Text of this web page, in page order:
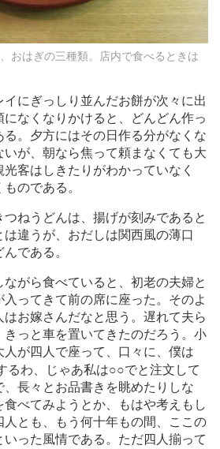
おはぎの三種類。店内で食べるときは
にぎっしり並んだお餅が次々に出
なくなりかけると、どんどん作っ
。夕方にはその日作る分がなくな
いが、朝なら焦って頼まなくても大
客はしきたりがわかっていなく
のである。
ねうどんは、揚げが刻みであると
は違うが、おだしは関西風の薄口
である。
がら食べていると、初老の夫婦と
ってきて前の席に座った。そのよ
はお嫁さんだなと思う。遅れて夫ら
きっと車を置いてきたのだろう。小
人が四人で座って、口々に、僕は
るわ、じゃあ私は○○でと注文して
長々とお品書きを眺めたりしな
べてみようとか、もはや考えもし
人とも、もう何十年もの間、ここの
いった風情である。ただ四人揃って